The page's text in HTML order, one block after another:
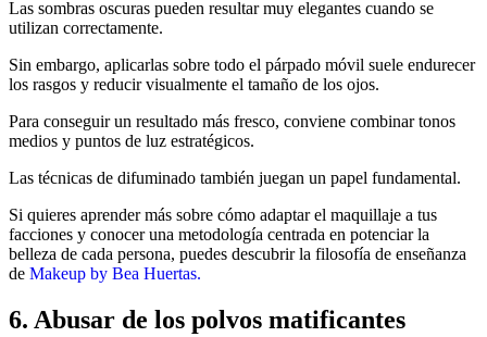
Las sombras oscuras pueden resultar muy elegantes cuando se
utilizan correctamente.
Sin embargo, aplicarlas sobre todo el párpado móvil suele endurecer
los rasgos y reducir visualmente el tamaño de los ojos.
Para conseguir un resultado más fresco, conviene combinar tonos
medios y puntos de luz estratégicos.
Las técnicas de difuminado también juegan un papel fundamental.
Si quieres aprender más sobre cómo adaptar el maquillaje a tus
facciones y conocer una metodología centrada en potenciar la
belleza de cada persona, puedes descubrir la filosofía de enseñanza
de Makeup by Bea Huertas.
6. Abusar de los polvos matificantes